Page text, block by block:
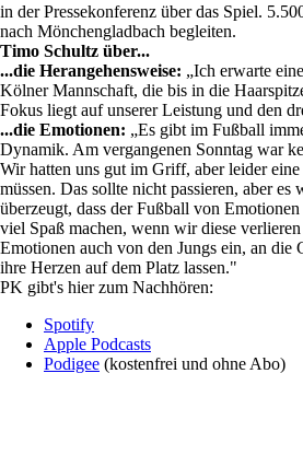
in der Pressekonferenz über das Spiel.
nach Mönchengladbach begleiten.
Timo Schultz über...
...die Herangehensweise: „Ich erwarte
Kölner Mannschaft, die bis in die
Fokus liegt auf unserer Leistung und den
...die Emotionen: „Es gibt im Fußball
Dynamik. Am vergangenen Sonntag war
Wir hatten uns gut im Griff, aber leider
müssen. Das sollte nicht passieren, aber
überzeugt, dass der Fußball von
viel Spaß machen, wenn wir diese
Emotionen auch von den Jungs ein, an die
ihre Herzen auf dem Platz lassen."
PK gibt's hier zum Nachhören:
Spotify
Apple Podcasts
Podigee (kostenfrei und ohne Abo)